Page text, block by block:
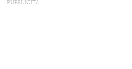
PUBBLICITÀ